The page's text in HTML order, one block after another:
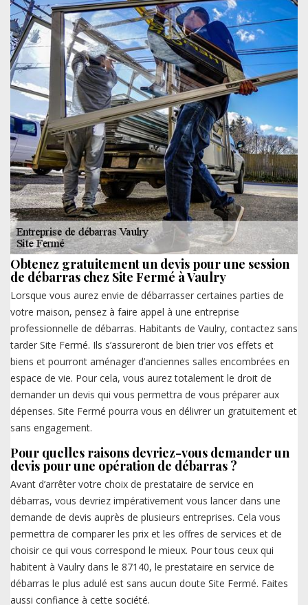
Obtenez gratuitement un devis pour une session
de débarras chez Site Fermé à Vaulry
Lorsque vous aurez envie de débarrasser certaines parties de
votre maison, pensez à faire appel à une entreprise
professionnelle de débarras. Habitants de Vaulry, contactez sans
tarder Site Fermé. Ils s’assureront de bien trier vos effets et
biens et pourront aménager d’anciennes salles encombrées en
espace de vie. Pour cela, vous aurez totalement le droit de
demander un devis qui vous permettra de vous préparer aux
dépenses. Site Fermé pourra vous en délivrer un gratuitement et
sans engagement.
Pour quelles raisons devriez-vous demander un
devis pour une opération de débarras ?
Avant d’arrêter votre choix de prestataire de service en
débarras, vous devriez impérativement vous lancer dans une
demande de devis auprès de plusieurs entreprises. Cela vous
permettra de comparer les prix et les offres de services et de
choisir ce qui vous correspond le mieux. Pour tous ceux qui
habitent à Vaulry dans le 87140, le prestataire en service de
débarras le plus adulé est sans aucun doute Site Fermé. Faites
aussi confiance à cette société.